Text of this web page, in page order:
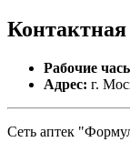
Контактная
Рабочие
Адрес: г.
Сеть аптек